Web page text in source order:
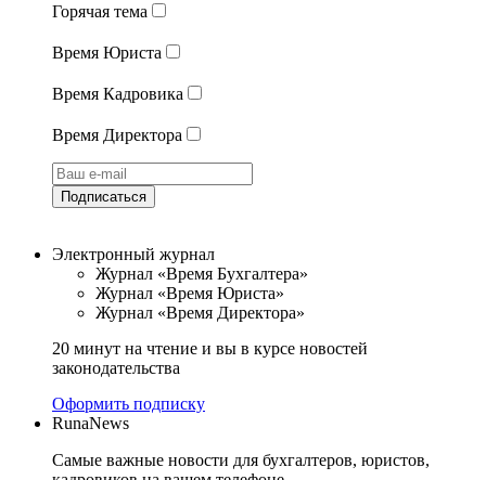
Горячая тема
Время Юриста
Время Кадровика
Время Директора
Подписаться
Электронный журнал
Журнал «Время Бухгалтера»
Журнал «Время Юриста»
Журнал «Время Директора»
20 минут на чтение и вы в курсе новостей
законодательства
Оформить подписку
RunaNews
Самые важные новости для бухгалтеров, юристов,